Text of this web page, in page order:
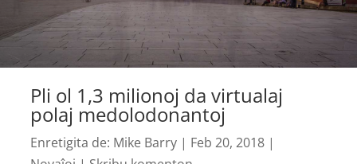
Pli ol 1,3 milionoj da virtualaj
polaj medolodonantoj
Enretigita de: Mike Barry | Feb 20, 2018 |